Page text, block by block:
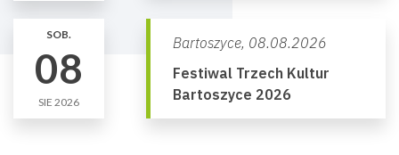
SOB.
08
SIE 2026
Bartoszyce, 08.08.2026
Festiwal Trzech Kultur
Bartoszyce 2026